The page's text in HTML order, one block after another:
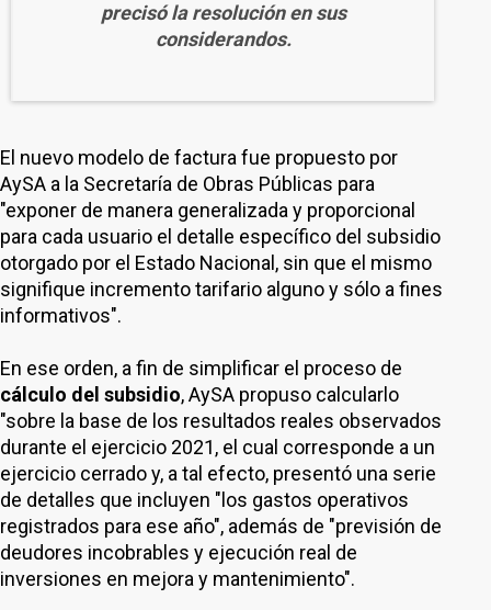
precisó la resolución en sus
considerandos.
El nuevo modelo de factura fue propuesto por
AySA a la Secretaría de Obras Públicas para
"exponer de manera generalizada y proporcional
para cada usuario el detalle específico del subsidio
otorgado por el Estado Nacional, sin que el mismo
signifique incremento tarifario alguno y sólo a fines
informativos".
En ese orden, a fin de simplificar el proceso de
cálculo del subsidio, AySA propuso calcularlo
"sobre la base de los resultados reales observados
durante el ejercicio 2021, el cual corresponde a un
ejercicio cerrado y, a tal efecto, presentó una serie
de detalles que incluyen "los gastos operativos
registrados para ese año", además de "previsión de
deudores incobrables y ejecución real de
inversiones en mejora y mantenimiento".